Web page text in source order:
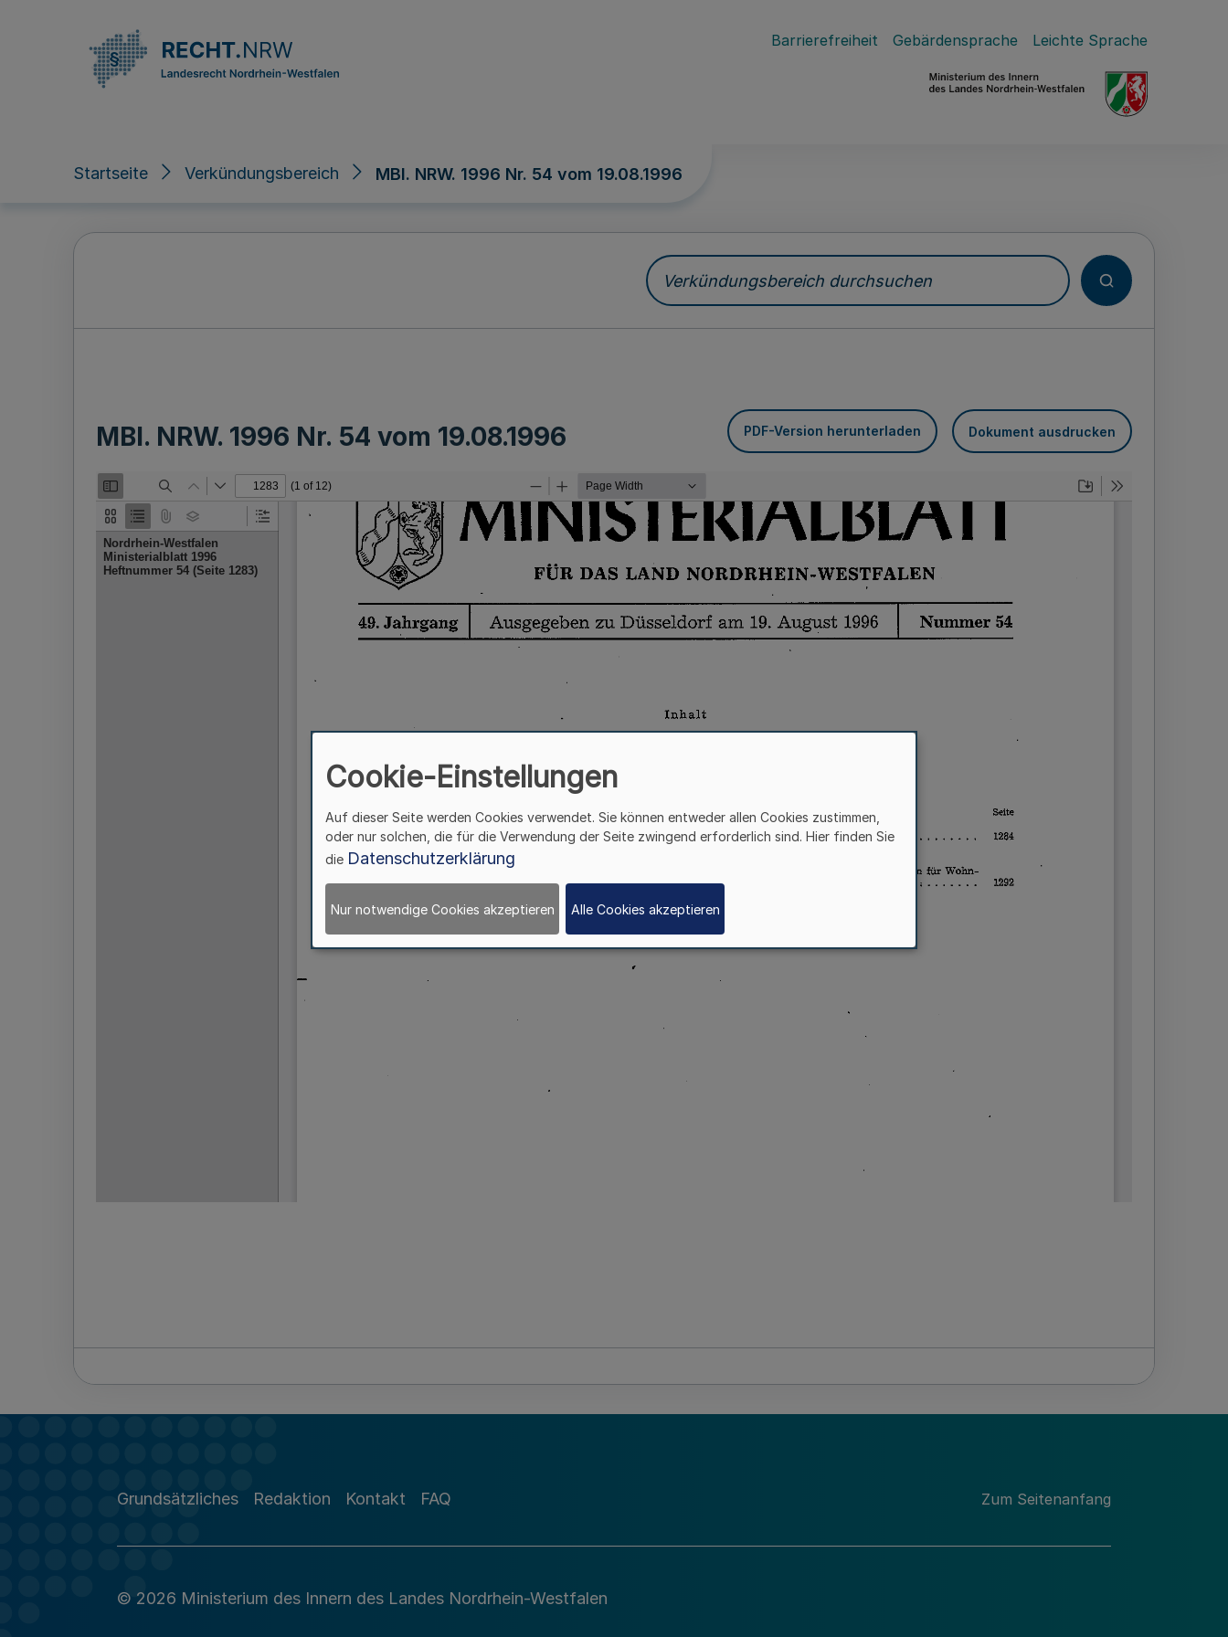
Barrierefreiheit Gebärdensprache Leichte Sprache
Startseite Verkündungsbereich MBl. NRW. 1996 Nr. 54 vom 19.08.1996
Verkündungsbereich durchsuchen
MBl. NRW. 1996 Nr. 54 vom 19.08.1996 PDF-Version herunterladen Dokument ausdrucken
Grundsätzliches Redaktion Kontakt FAQ Zum Seitenanfang
© 2026 Ministerium des Innern des Landes Nordrhein-Westfalen
Cookie-Einstellungen
Auf dieser Seite werden Cookies verwendet. Sie können entweder allen Cookies zustimmen,
oder nur solchen, die für die Verwendung der Seite zwingend erforderlich sind. Hier finden Sie
die Datenschutzerklärung
Nur notwendige Cookies akzeptieren Alle Cookies akzeptieren